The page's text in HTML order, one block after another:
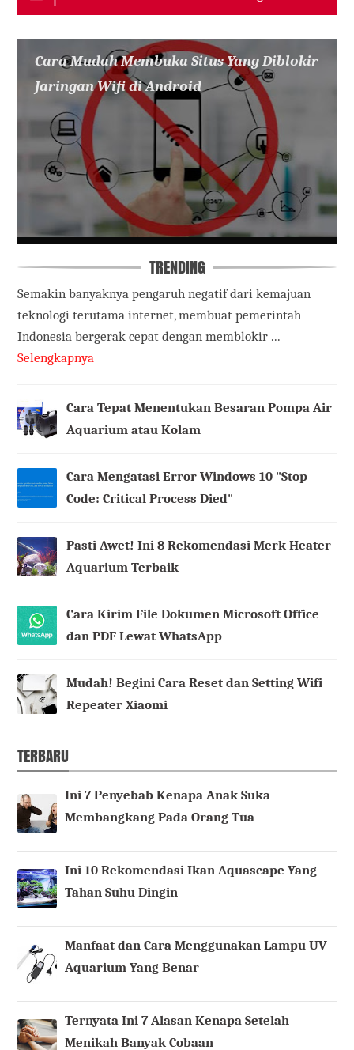
Cara Mudah Membuka Situs Yang Diblokir
Jaringan Wifi di Android
TRENDING
Semakin banyaknya pengaruh negatif dari kemajuan
teknologi terutama internet, membuat pemerintah
Indonesia bergerak cepat dengan memblokir ...
Selengkapnya
Cara Tepat Menentukan Besaran Pompa Air
Aquarium atau Kolam
Cara Mengatasi Error Windows 10 "Stop
Code: Critical Process Died"
Pasti Awet! Ini 8 Rekomendasi Merk Heater
Aquarium Terbaik
Cara Kirim File Dokumen Microsoft Office
dan PDF Lewat WhatsApp
Mudah! Begini Cara Reset dan Setting Wifi
Repeater Xiaomi
TERBARU
Ini 7 Penyebab Kenapa Anak Suka
Membangkang Pada Orang Tua
Ini 10 Rekomendasi Ikan Aquascape Yang
Tahan Suhu Dingin
Manfaat dan Cara Menggunakan Lampu UV
Aquarium Yang Benar
Ternyata Ini 7 Alasan Kenapa Setelah
Menikah Banyak Cobaan